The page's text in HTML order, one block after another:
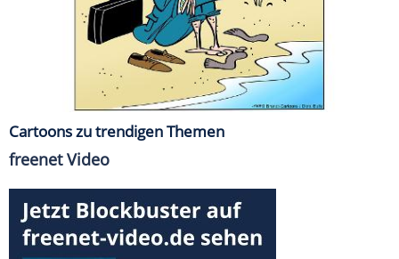
Cartoons zu trendigen Themen
freenet Video